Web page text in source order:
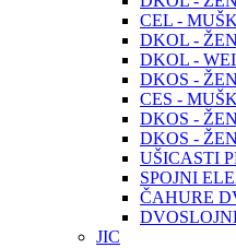
CEL -
DKOL -
DKOL -
DKOS -
CES -
DKOS -
DKOS -
UŠICASTI
SPOJNI
ČAHURE
JIC